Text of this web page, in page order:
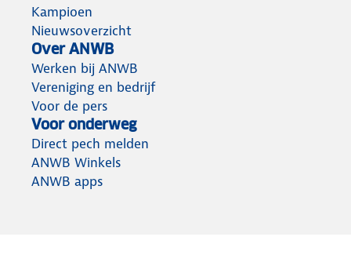
Kampioen
Nieuwsoverzicht
Over ANWB
Werken bij ANWB
Vereniging en bedrijf
Voor de pers
Voor onderweg
Direct pech melden
ANWB Winkels
ANWB apps